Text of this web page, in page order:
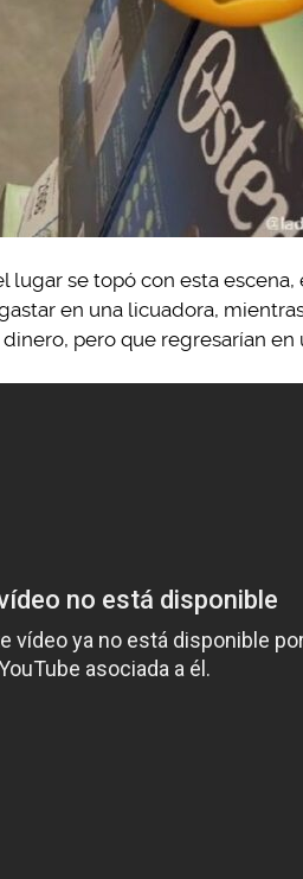
lugar se topó con esta
en una licuadora,
pero que regresarían en